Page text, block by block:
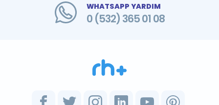
WHATSAPP YARDIM
0 (532) 365 01 08